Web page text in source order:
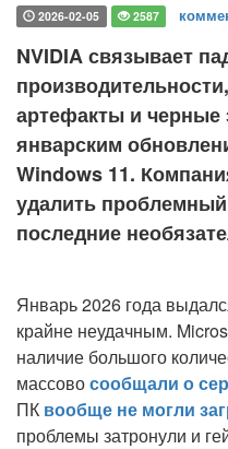
2026-02-05 2587
NVIDIA связывает
артефакты и черные
январским
Windows 11.
удалить
последние
Январь 2026 года
крайне неудачным.
наличие большого
массовосообщали о
ПК вообще не могли
проблемы затронули и